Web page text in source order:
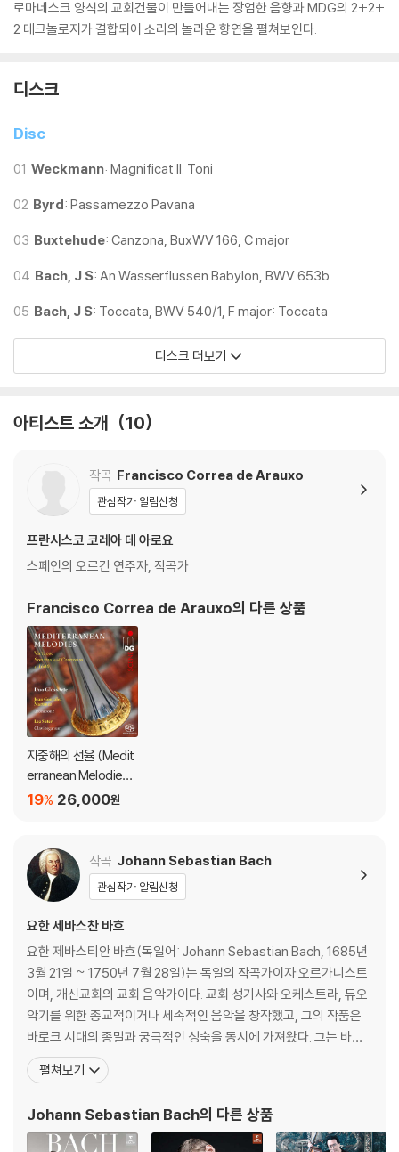
로마네스크 양식의 교회건물이 만들어내는 장엄한 음향과 MDG의 2+2+
2 테크놀로지가 결합되어 소리의 놀라운 향연을 펼쳐보인다.
디스크
Disc
01 Weckmann: Magnificat II. Toni
02 Byrd: Passamezzo Pavana
03 Buxtehude: Canzona, BuxWV 166, C major
04 Bach, J S: An Wasserflussen Babylon, BWV 653b
05 Bach, J S: Toccata, BWV 540/1, F major: Toccata
디스크 더보기
아티스트 소개 10
작곡 Francisco Correa de Arauxo
관심작가 알림신청
프란시스코 코레아 데 아로요
스페인의 오르간 연주자, 작곡가
Francisco Correa de Arauxo의 다른 상품
지중해의 선율 (Medit
erranean Melodies)
[SACD Hybrid]
26,000원
19%
작곡 Johann Sebastian Bach
관심작가 알림신청
요한 세바스찬 바흐
요한 제바스티안 바흐(독일어: Johann Sebastian Bach, 1685년
3월 21일 ~ 1750년 7월 28일)는 독일의 작곡가이자 오르가니스트
이며, 개신교회의 교회 음악가이다. 교회 성기사와 오케스트라, 듀오
악기를 위한 종교적이거나 세속적인 음악을 창작했고, 그의 작품은
바로크 시대의 종말과 궁극적인 성숙을 동시에 가져왔다. 그는 바로
크 시대의 최후에 위치하는 대가로서, 일반적인 작품은 독일음악의
전통에 깊이 뿌리박고 있을 뿐 아니라, 그 위에 이탈리아나 프랑스의
였다. 종교적 작품은 기존 구교 음
펼쳐보기
Johann Sebastian Bach의 다른 상품